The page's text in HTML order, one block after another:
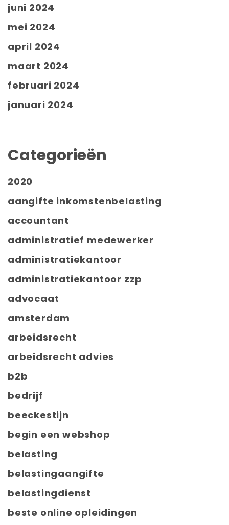
juni 2024
mei 2024
april 2024
maart 2024
februari 2024
januari 2024
Categorieën
2020
aangifte inkomstenbelasting
accountant
administratief medewerker
administratiekantoor
administratiekantoor zzp
advocaat
amsterdam
arbeidsrecht
arbeidsrecht advies
b2b
bedrijf
beeckestijn
begin een webshop
belasting
belastingaangifte
belastingdienst
beste online opleidingen